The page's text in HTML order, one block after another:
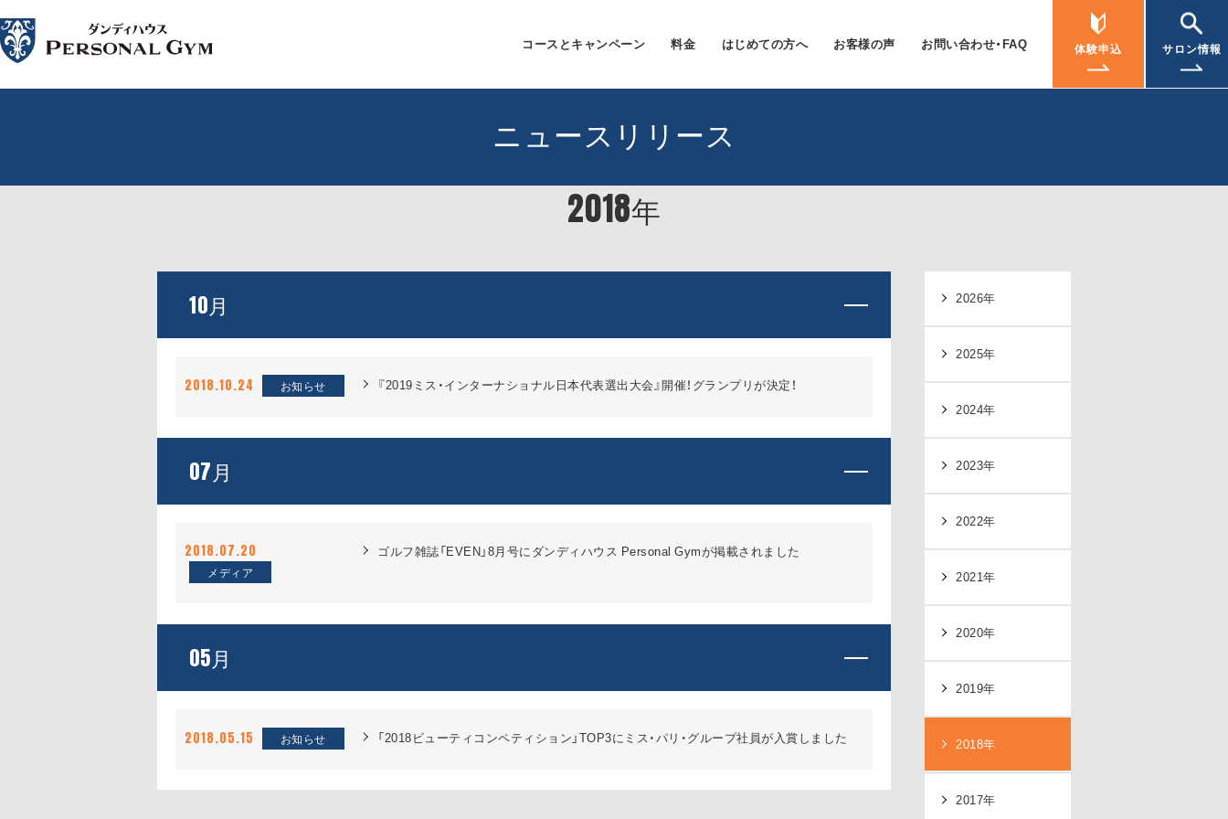
ニュースリリース
2018年
10月
2018.10.24 お知らせ 『2019ミス・インターナショナル日本代表選出大会』開催！グランプリが決定！
07月
2018.07.20
メディア
ゴルフ雑誌「EVEN」8月号にダンディハウス Personal Gymが掲載されました
05月
2018.05.15 お知らせ 「2018ビューティコンペティション」TOP3にミス・パリ・グループ社員が入賞しました
2026年
2025年
2024年
2023年
2022年
2021年
2020年
2019年
2018年
2017年
体験申込 サロン情報
コースとキャンペーン 料金 はじめての方へ お客様の声 お問い合わせ・FAQ